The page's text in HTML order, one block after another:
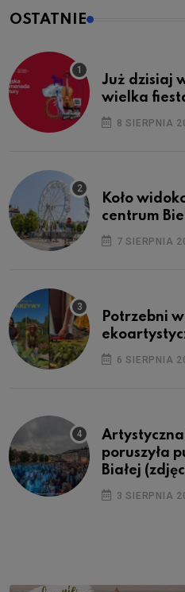
OSTATNIE
Już dzisiaj
wielka
8 SIERPNIA
Koło
centrum
7 SIERPNIA
Potrzebni
6 SIERPNIA
poruszyła
Białej
3 SIERPNIA